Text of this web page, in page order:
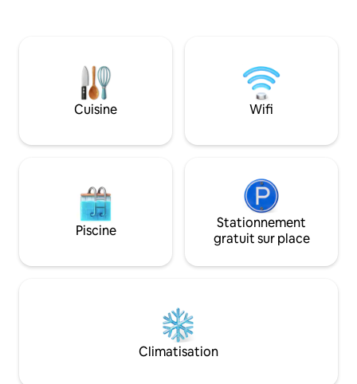
impeccable luxe stay. Reserve now.
alfresco, and take
Tower.
Cuisine Wifi
Piscine
Stationnement
gratuit sur place
Climatisation